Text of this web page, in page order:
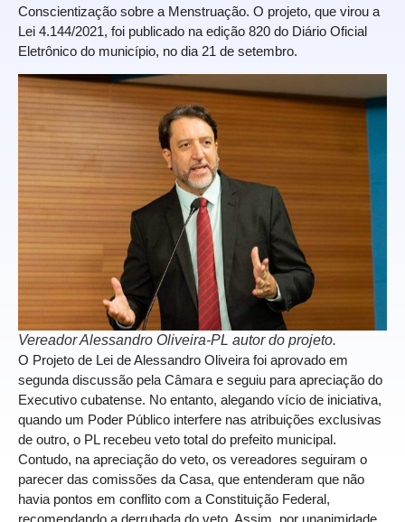
Conscientização sobre a Menstruação. O projeto, que virou a
Lei 4.144/2021, foi publicado na edição 820 do Diário Oficial
Eletrônico do município, no dia 21 de setembro.
Vereador Alessandro Oliveira-PL autor do projeto.
O Projeto de Lei de Alessandro Oliveira foi aprovado em
segunda discussão pela Câmara e seguiu para apreciação do
Executivo cubatense. No entanto, alegando vício de iniciativa,
quando um Poder Público interfere nas atribuições exclusivas
de outro, o PL recebeu veto total do prefeito municipal.
Contudo, na apreciação do veto, os vereadores seguiram o
parecer das comissões da Casa, que entenderam que não
havia pontos em conflito com a Constituição Federal,
recomendando a derrubada do veto. Assim, por unanimidade,